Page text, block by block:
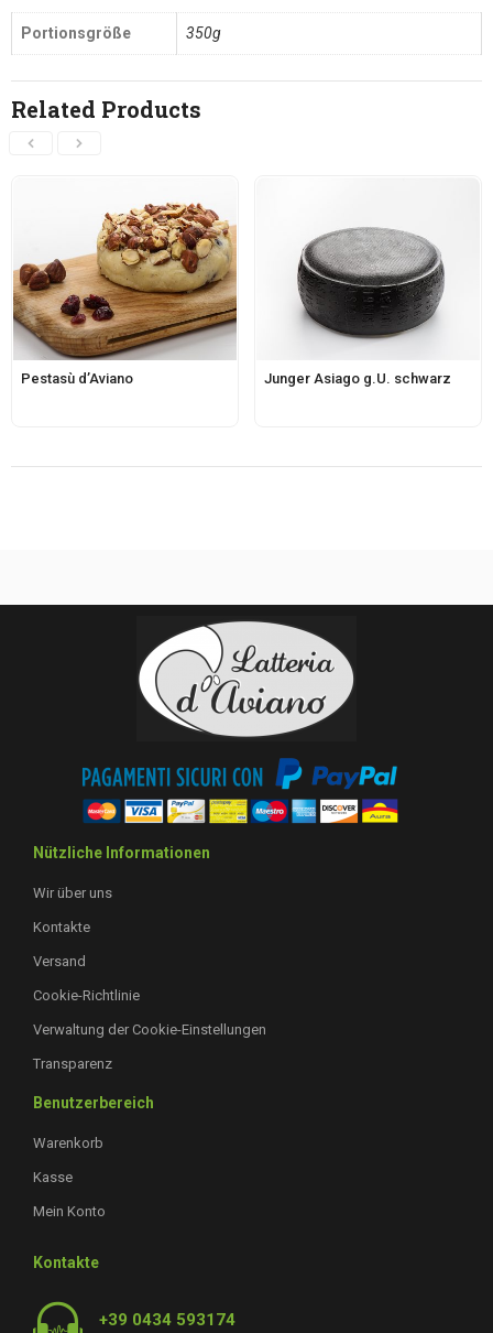
Portionsgröße 350g
Related Products
Pestasù d’Aviano Junger Asiago g.U. schwarz
Nützliche Informationen
Wir über uns
Kontakte
Versand
Cookie-Richtlinie
Verwaltung der Cookie-Einstellungen
Transparenz
Benutzerbereich
Warenkorb
Kasse
Mein Konto
Kontakte
+39 0434 593174